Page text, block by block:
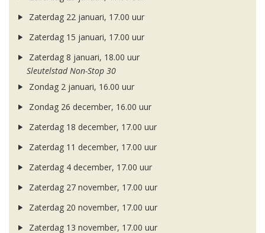
Zaterdag 22 januari, 17.00 uur
Zaterdag 15 januari, 17.00 uur
Zaterdag 8 januari, 18.00 uur
Sleutelstad Non-Stop 30
Zondag 2 januari, 16.00 uur
Zondag 26 december, 16.00 uur
Zaterdag 18 december, 17.00 uur
Zaterdag 11 december, 17.00 uur
Zaterdag 4 december, 17.00 uur
Zaterdag 27 november, 17.00 uur
Zaterdag 20 november, 17.00 uur
Zaterdag 13 november, 17.00 uur